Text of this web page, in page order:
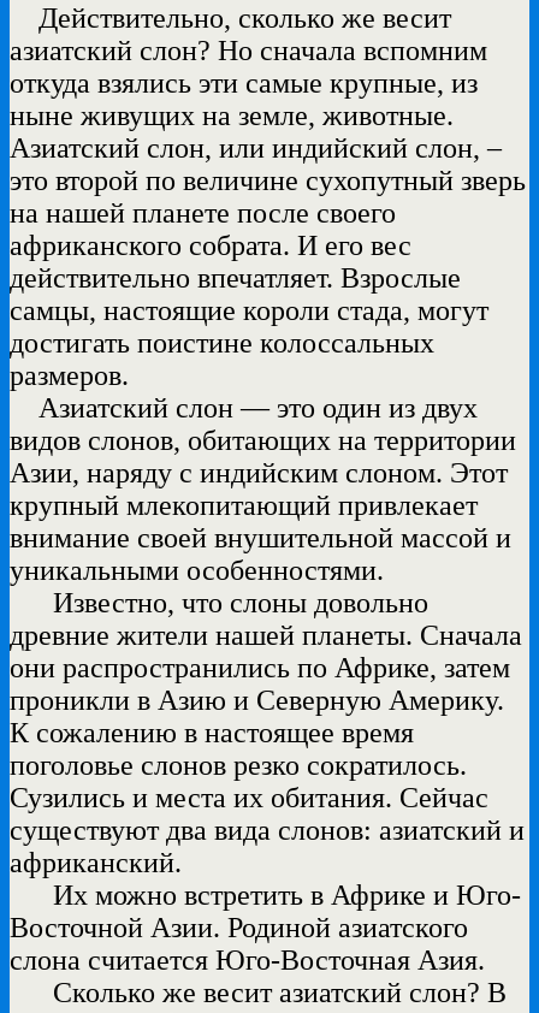
Действительно, сколько же весит
азиатский слон? Но сначала вспомним
откуда взялись эти самые крупные, из
ныне живущих на земле, животные.
Азиатский слон, или индийский слон, –
это второй по величине сухопутный зверь
на нашей планете после своего
африканского собрата. И его вес
действительно впечатляет. Взрослые
самцы, настоящие короли стада, могут
достигать поистине колоссальных
размеров.
Азиатский слон — это один из двух
видов слонов, обитающих на территории
Азии, наряду с индийским слоном. Этот
крупный млекопитающий привлекает
внимание своей внушительной массой и
уникальными особенностями.
Известно, что слоны довольно
древние жители нашей планеты. Сначала
они распространились по Африке, затем
проникли в Азию и Северную Америку.
К сожалению в настоящее время
поголовье слонов резко сократилось.
Сузились и места их обитания. Сейчас
существуют два вида слонов: азиатский и
африканский.
Их можно встретить в Африке и Юго-
Восточной Азии. Родиной азиатского
слона считается Юго-Восточная Азия.
Сколько же весит азиатский слон? В